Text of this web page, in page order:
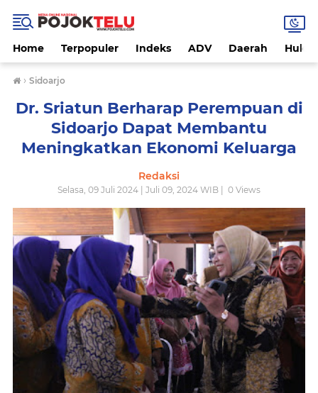
Home Terpopuler Indeks ADV Daerah
› Sidoarjo
Dr. Sriatun Berharap Perempuan di
Sidoarjo Dapat Membantu
Meningkatkan Ekonomi Keluarga
Redaksi
Selasa, 09 Juli 2024 | Juli 09, 2024 WIB | 0 Views